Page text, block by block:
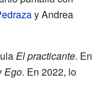
y Andrea
El practicante. En
Ego. En 2022, lo